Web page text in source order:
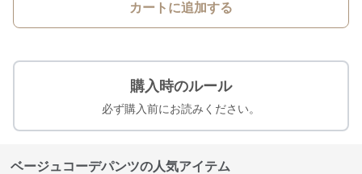
カートに追加する
購入時のルール
必ず購入前にお読みください。
ベージュコーデパンツの人気アイテム